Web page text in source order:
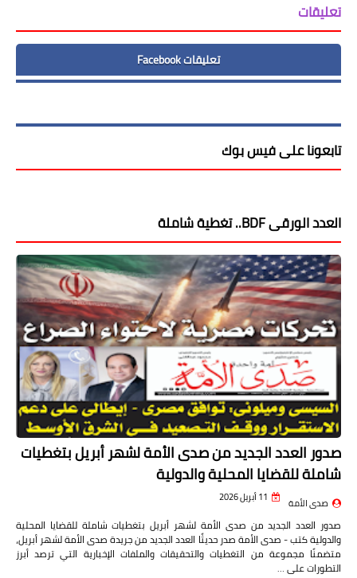
تعليقات
تعليقات Facebook
تابعونا على فيس بوك
العدد الورقى BDF.. تغطية شاملة
صدور العدد الجديد من صدى الأمة لشهر أبريل بتغطيات
شاملة للقضايا المحلية والدولية
صدى الأمة 11 أبريل 2026
صدور العدد الجديد من صدى الأمة لشهر أبريل بتغطيات شاملة للقضايا المحلية
والدولية كتب - صدى الأمة صدر حديثًا العدد الجديد من جريدة صدى الأمة لشهر أبريل،
متضمنًا مجموعة من التغطيات والتحقيقات والملفات الإخبارية التي ترصد أبرز
التطورات على …